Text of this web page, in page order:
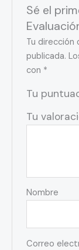
Sé el
Tu dirección
publicada.
con *
Tu
Tu
Nombre
Correo